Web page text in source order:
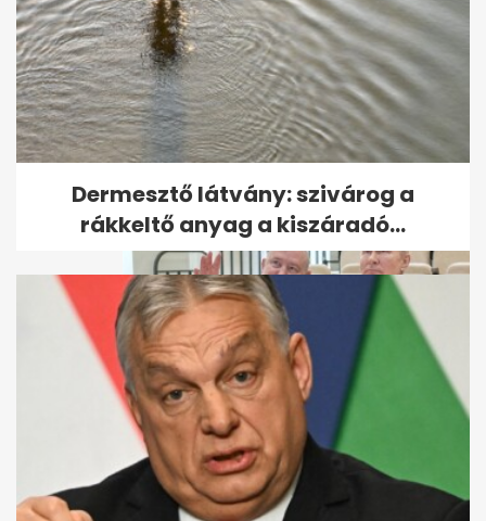
Az év eseménye: III. Károly brit
király koronázása
Dermesztő látvány: szivárog a
rákkeltő anyag a kiszáradó...